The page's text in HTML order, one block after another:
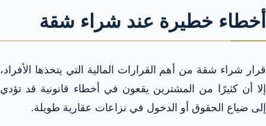
أخطاء خطيرة عند شراء شقة
قرار شراء شقة من أهم القرارات المالية التي يتخذها الأفراد،
إلا أن كثيرًا من المشترين يقعون في أخطاء قانونية قد تؤدي
إلى ضياع الحقوق أو الدخول في نزاعات عقارية طويلة.